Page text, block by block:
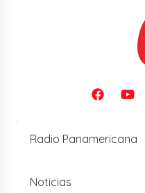
Radio Panamericana
Noticias